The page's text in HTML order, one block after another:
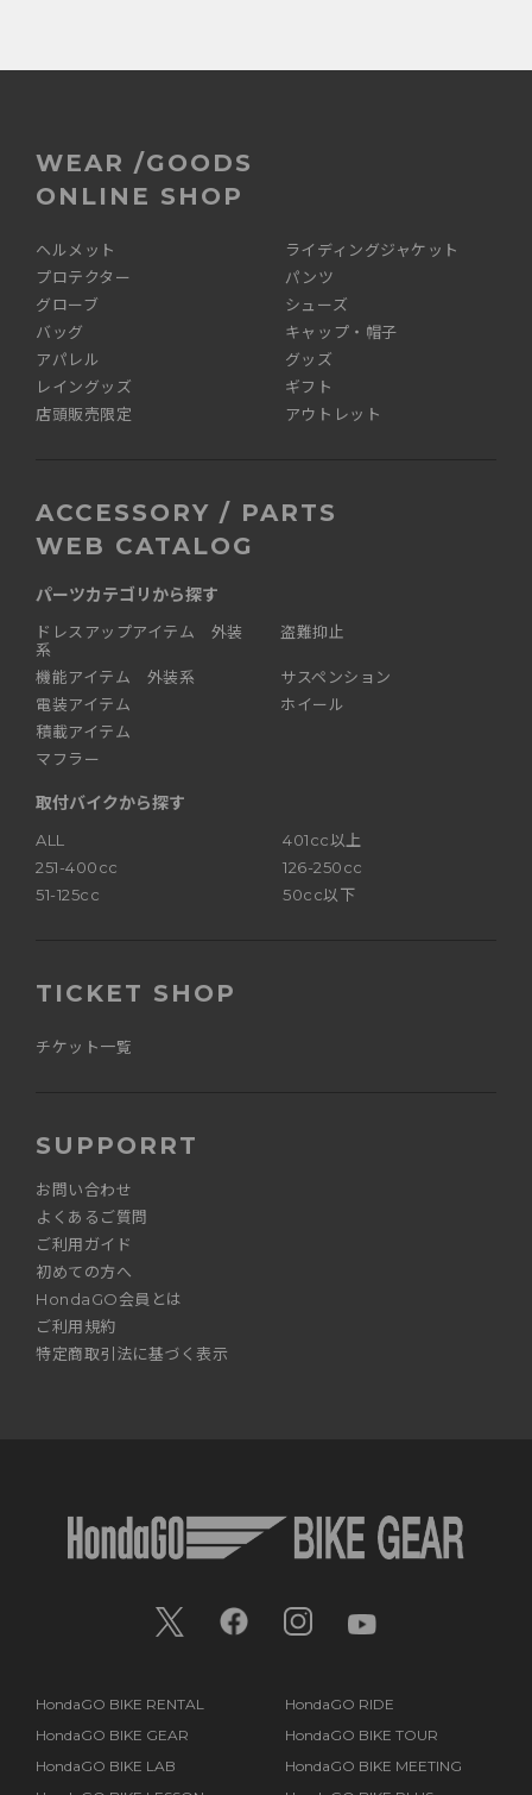
WEAR /GOODS
ONLINE SHOP
ヘルメット
ライディングジャケット
プロテクター
パンツ
グローブ
シューズ
バッグ
キャップ・帽子
アパレル
グッズ
レイングッズ
ギフト
店頭販売限定
アウトレット
ACCESSORY / PARTS
WEB CATALOG
パーツカテゴリから探す
ドレスアップアイテム 外装
系
機能アイテム 外装系
電装アイテム
積載アイテム
マフラー
盗難抑止
サスペンション
ホイール
取付バイクから探す
ALL
401cc以上
251-400cc
126-250cc
51-125cc
50cc以下
TICKET SHOP
チケット一覧
SUPPORRT
お問い合わせ
よくあるご質問
ご利用ガイド
初めての方へ
HondaGO会員とは
ご利用規約
特定商取引法に基づく表示
HondaGO BIKE RENTAL
HondaGO RIDE
HondaGO BIKE GEAR
HondaGO BIKE TOUR
HondaGO BIKE LAB
HondaGO BIKE MEETING